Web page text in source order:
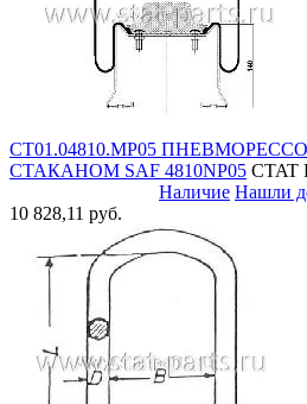
СТ01.04810.MP05
СТАКАНОМ SAF 4810NP05 CTAT
Наличие Нашли
10 828,11 руб.